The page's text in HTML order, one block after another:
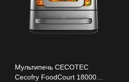
Мультипечь CECOTEC
Cecofry FoodCourt 18000